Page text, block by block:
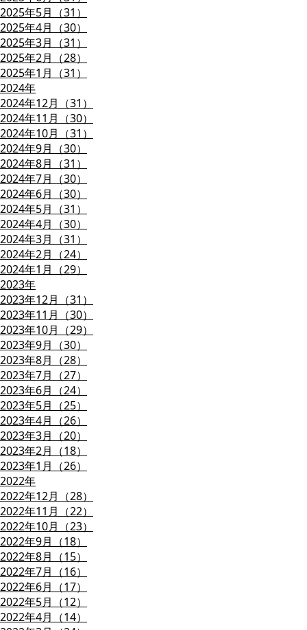
2025年5月（31）
2025年4月（30）
2025年3月（31）
2025年2月（28）
2025年1月（31）
2024年
2024年12月（31）
2024年11月（30）
2024年10月（31）
2024年9月（30）
2024年8月（31）
2024年7月（30）
2024年6月（30）
2024年5月（31）
2024年4月（30）
2024年3月（31）
2024年2月（24）
2024年1月（29）
2023年
2023年12月（31）
2023年11月（30）
2023年10月（29）
2023年9月（30）
2023年8月（28）
2023年7月（27）
2023年6月（24）
2023年5月（25）
2023年4月（26）
2023年3月（20）
2023年2月（18）
2023年1月（26）
2022年
2022年12月（28）
2022年11月（22）
2022年10月（23）
2022年9月（18）
2022年8月（15）
2022年7月（16）
2022年6月（17）
2022年5月（12）
2022年4月（14）